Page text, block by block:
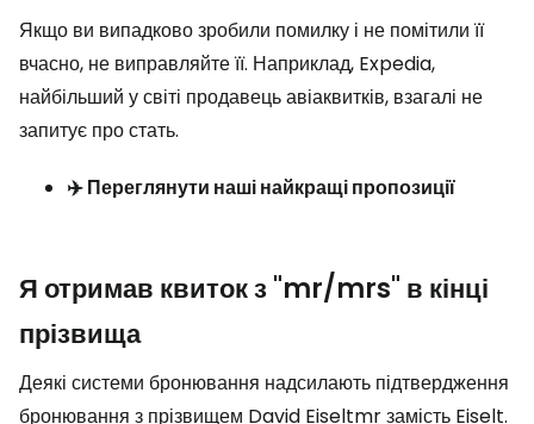
Якщо ви випадково зробили помилку і не помітили її
вчасно, не виправляйте її. Наприклад, Expedia,
найбільший у світі продавець авіаквитків, взагалі не
запитує про стать.
✈️ Переглянути наші найкращі пропозиції
Я отримав квиток з "mr/mrs" в кінці
прізвища
Деякі системи бронювання надсилають підтвердження
бронювання з прізвищем David Eiseltmr замість Eiselt.